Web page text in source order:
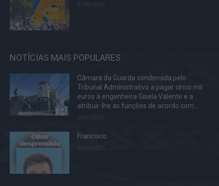
07/08/2026
NOTÍCIAS MAIS POPULARES
Câmara da Guarda condenada pelo
Tribunal Administrativo a pagar cinco mil
euros à engenheira Gisela Valente e a
atribuir-lhe as funções de acordo com...
02/07/2025
Francisco